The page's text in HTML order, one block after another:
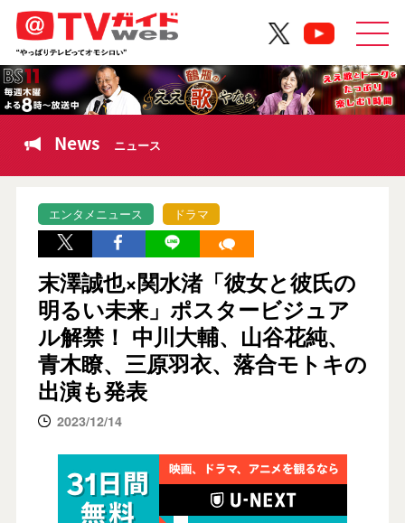
News ニュース
エンタメニュース ドラマ
末澤誠也×関水渚「彼女と彼氏の
明るい未来」ポスタービジュア
ル解禁！ 中川大輔、山谷花純、
青木瞭、三原羽衣、落合モトキの
出演も発表
2023/12/14